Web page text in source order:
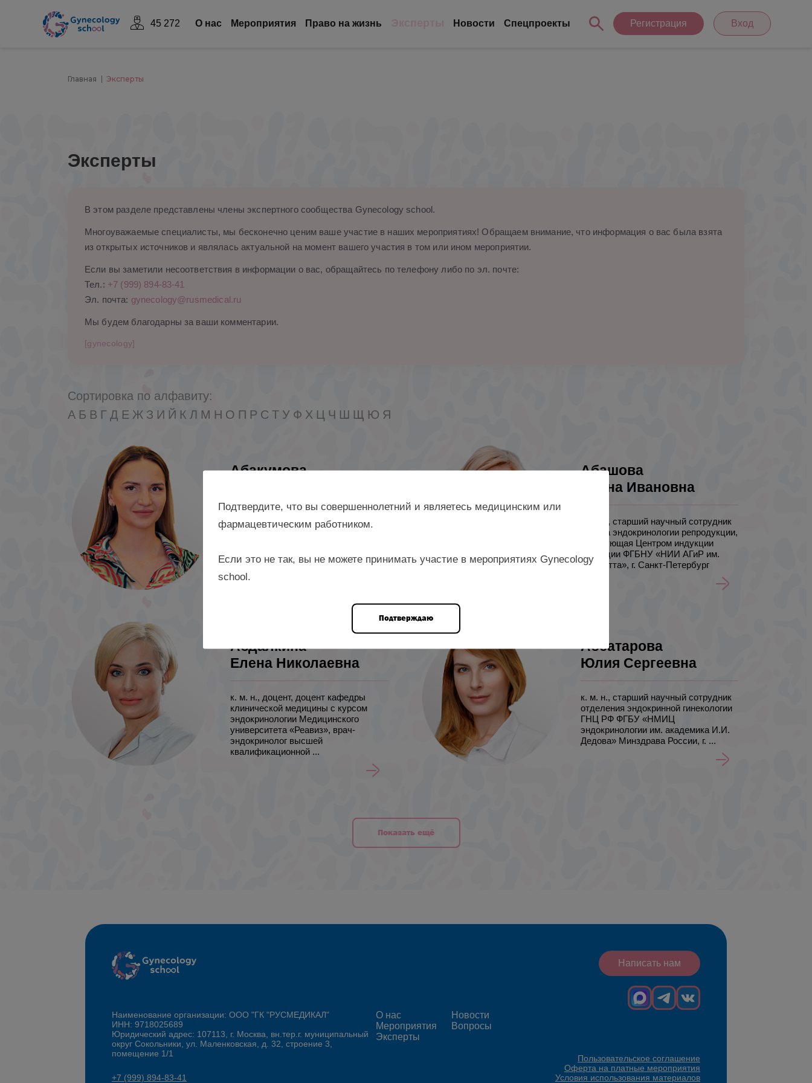
45 272 О нас Mероприятия Право на жизнь Новости Спецпроекты Регистрация Вход
Главная Эксперты
Эксперты
В этом разделе представлены члены экспертного сообщества Gynecology school.
Многоуважаемые специалисты, мы бесконечно ценим ваше участие в наших мероприятиях! Обращаем внимание, что информация о вас была взята
из открытых источников и являлась актуальной на момент вашего участия в том или ином мероприятии.
Если вы заметили несоответствия в информации о вас, обращайтесь по телефону либо по эл. почте:
Тел.: +7 (999) 894-83-41
Эл. почта: gynecology@rusmedical.ru
Мы будем благодарны за ваши комментарии.
[gynecology]
Сортировка по алфавиту:
А Б В Г Д Е Ж З И Й К Л М Н О П Р С Т У Ф Х Ц Ч Ш Щ Ю Я
Абакумова
к. м. н., доцент кафедры акушерства
и гинекологии ФДПО ФГБОУ ВО
Абашова
Елена Ивановна
к. м. н., старший научный сотрудник
отдела эндокринологии репродукции,
заведующая Центром индукции
овуляции ФГБНУ «НИИ АГиР им.
Д.О. Отта», г. Санкт-Петербург
Абдалкина
Елена Николаевна
к. м. н., доцент, доцент кафедры
клинической медицины с курсом
эндокринологии Медицинского
университета «Реавиз», врач-
эндокринолог высшей
квалификационной ...
Абсатарова
Юлия Сергеевна
к. м. н., старший научный сотрудник
отделения эндокринной гинекологии
ГНЦ РФ ФГБУ «НМИЦ
эндокринологии им. академика И.И.
Дедова» Минздрава России, г. ...
Показать ещё
Написать нам
Наименование организации: ООО "ГК "РУСМЕДИКАЛ"
ИНН: 9718025689
Юридический адрес: 107113, г. Москва, вн.тер.г. муниципальный
округ Сокольники, ул. Маленковская, д. 32, строение 3,
помещение 1/1
+7 (999) 894-83-41
О нас
Мероприятия
Эксперты
Новости
Вопросы
Пользовательское соглашение
Оферта на платные мероприятия
Условия использования материалов
Подтвердите, что вы совершеннолетний и являетесь медицинским или
фармацевтическим работником.
Если это не так, вы не можете принимать участие в мероприятиях Gynecology
school.
Подтверждаю